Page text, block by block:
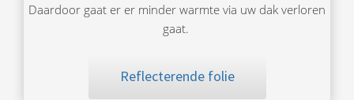
Daardoor gaat er er minder warmte via uw dak verloren
gaat.
Reflecterende folie